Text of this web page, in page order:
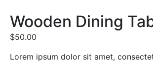
Wooden Dining
$50.00
Lorem ipsum dolor sit amet,